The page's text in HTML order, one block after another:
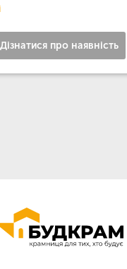
Дізнатися про наявність